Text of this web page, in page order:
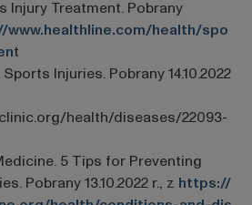
Treatment. Pobrany
www.healthline.com/health/spo
t
Injuries. Pobrany 14.10.2022
health/diseases/22093-
5 Tips for Preventing
Pobrany 13.10.2022 r., z https://